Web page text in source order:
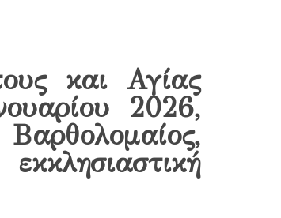
και Αγίας
2026,